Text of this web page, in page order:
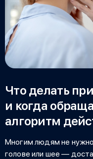
Что делать
и когда
алгоритм
Многим людям не
голове или шее —